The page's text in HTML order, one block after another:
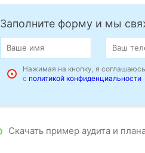
Заполните форму и мы
Нажимая на кнопку, я соглашаюсь
с политикой конфиденциальности
Скачать пример аудита и